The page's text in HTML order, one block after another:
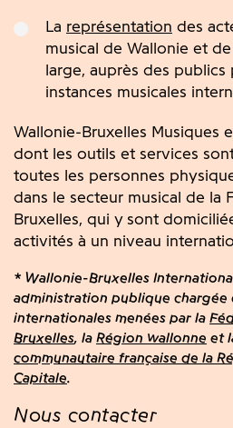
La représentation des
musical de Wallonie et
large, auprès des
instances musicales
Wallonie-Bruxelles Musiques
dont les outils et services
toutes les personnes
dans le secteur musical de la
Bruxelles, qui y sont
activités à un niveau
* Wallonie-Bruxelles
administration publique chargée
internationales menées par la
Bruxelles, la Région wallonne et
communautaire française de la
Capitale.
Nous contacter